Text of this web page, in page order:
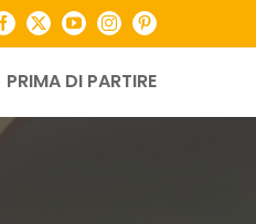
Facebook
X YouTubeInstagramPinterest
PRIMA DI PARTIRE